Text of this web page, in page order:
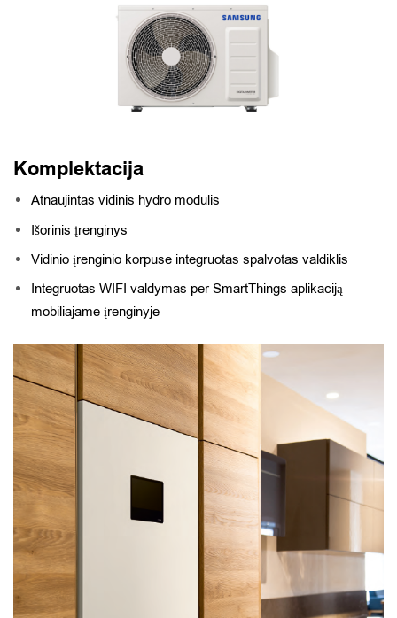
Komplektacija
Atnaujintas vidinis hydro modulis
Išorinis įrenginys
Vidinio įrenginio korpuse integruotas spalvotas valdiklis
Integruotas WIFI valdymas per SmartThings aplikaciją
mobiliajame įrenginyje